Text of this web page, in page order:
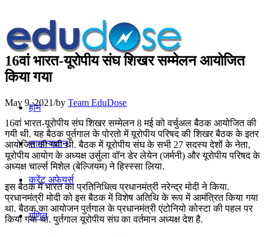
होम
सामान्यज्ञान
करेंट अफेयर्स
गणित
16वां भारत-यूरोपीय संघ शिखर सम्मेलन आयोजित
किया गया
May 9, 2021/by Team EduDose
16वां भारत-यूरोपीय संघ शिखर सम्मेलन 8 मई को वर्चुअल बैठक आयोजित की
गयी थी. यह बैठक पुर्तगाल के पोरतो में यूरोपीय परिषद की शिखर बैठक के इतर
आयोजित की गयी थी. बैठक में यूरोपीय संघ के सभी 27 सदस्‍य देशों के नेता,
यूरोपीय आयोग के अध्यक्ष उर्सुला वॉन डेर लेयेन (जर्मनी) और यूरोपीय परिषद के
अध्यक्ष चार्ल्स मिशेल (बेल्जियम) ने हिस्स्सा लिया.
इस बैठक में भारत का प्रतिनिधित्व प्रधानमंत्री नरेन्‍द्र मोदी ने किया.
प्रधानमंत्री मोदी को इस बैठक में विशेष अतिथि के रूप में आमंत्रित किया गया
था. बैठक का आयोजन पुर्तगाल के प्रधानमंत्री एंटोनियो कोस्‍टा की पहल पर
किया गया था. पुर्तगाल यूरोपीय संघ का वर्तमान अध्‍यक्ष देश है.